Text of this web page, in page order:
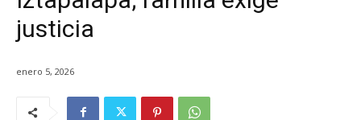
justicia
enero 5, 2026